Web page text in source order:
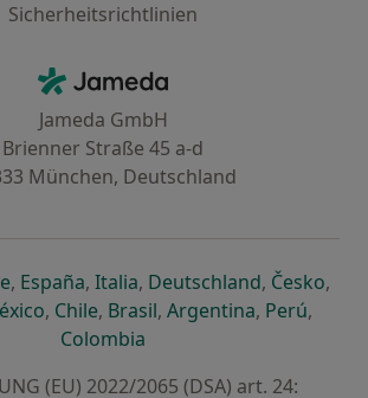
Sicherheitsrichtlinien
Jameda - Startseite
Jameda GmbH
Brienner Straße 45 a-d
München, Deutschland
einer neuen Registerkarte
öffnet in einer neuen Registerkarte
, Españaöffnet in einer neuen
, Italiaöffnet in einer neuen
, Deutschlandöffnet in
, Česko,
in einer neuen Registerkarte
öffnet in einer neuen Registerkarte
, Chileöffnet in einer neuen
, Brasilöffnet in einer neuen
, Argentinaöffnet in
, Perúöffnet
,
Colombia
(EU) 2022/2065 (DSA) art. 24: